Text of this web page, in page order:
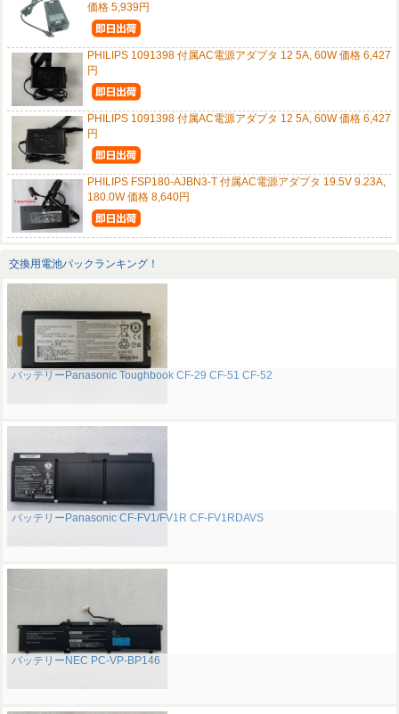
価格 5,939円
PHILIPS 1091398 付属AC電源アダプタ 12 5A, 60W 価格 6,427
円
PHILIPS 1091398 付属AC電源アダプタ 12 5A, 60W 価格 6,427
円
PHILIPS FSP180-AJBN3-T 付属AC電源アダプタ 19.5V 9.23A,
180.0W 価格 8,640円
交換用電池パックランキング！
バッテリーPanasonic Toughbook CF-29 CF-51 CF-52
バッテリーPanasonic CF-FV1/FV1R CF-FV1RDAVS
バッテリーNEC PC-VP-BP146